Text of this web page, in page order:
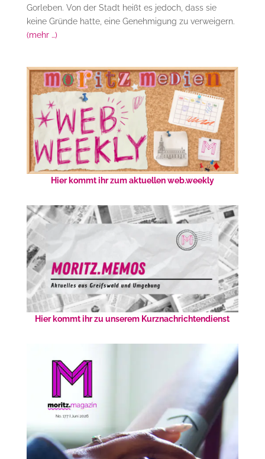
Gorleben. Von der Stadt heißt es jedoch, dass sie
keine Gründe hatte, eine Genehmigung zu verweigern.
(mehr …)
Hier kommt ihr zum aktuellen web.weekly
Hier kommt ihr zu unserem Kurznachrichtendienst